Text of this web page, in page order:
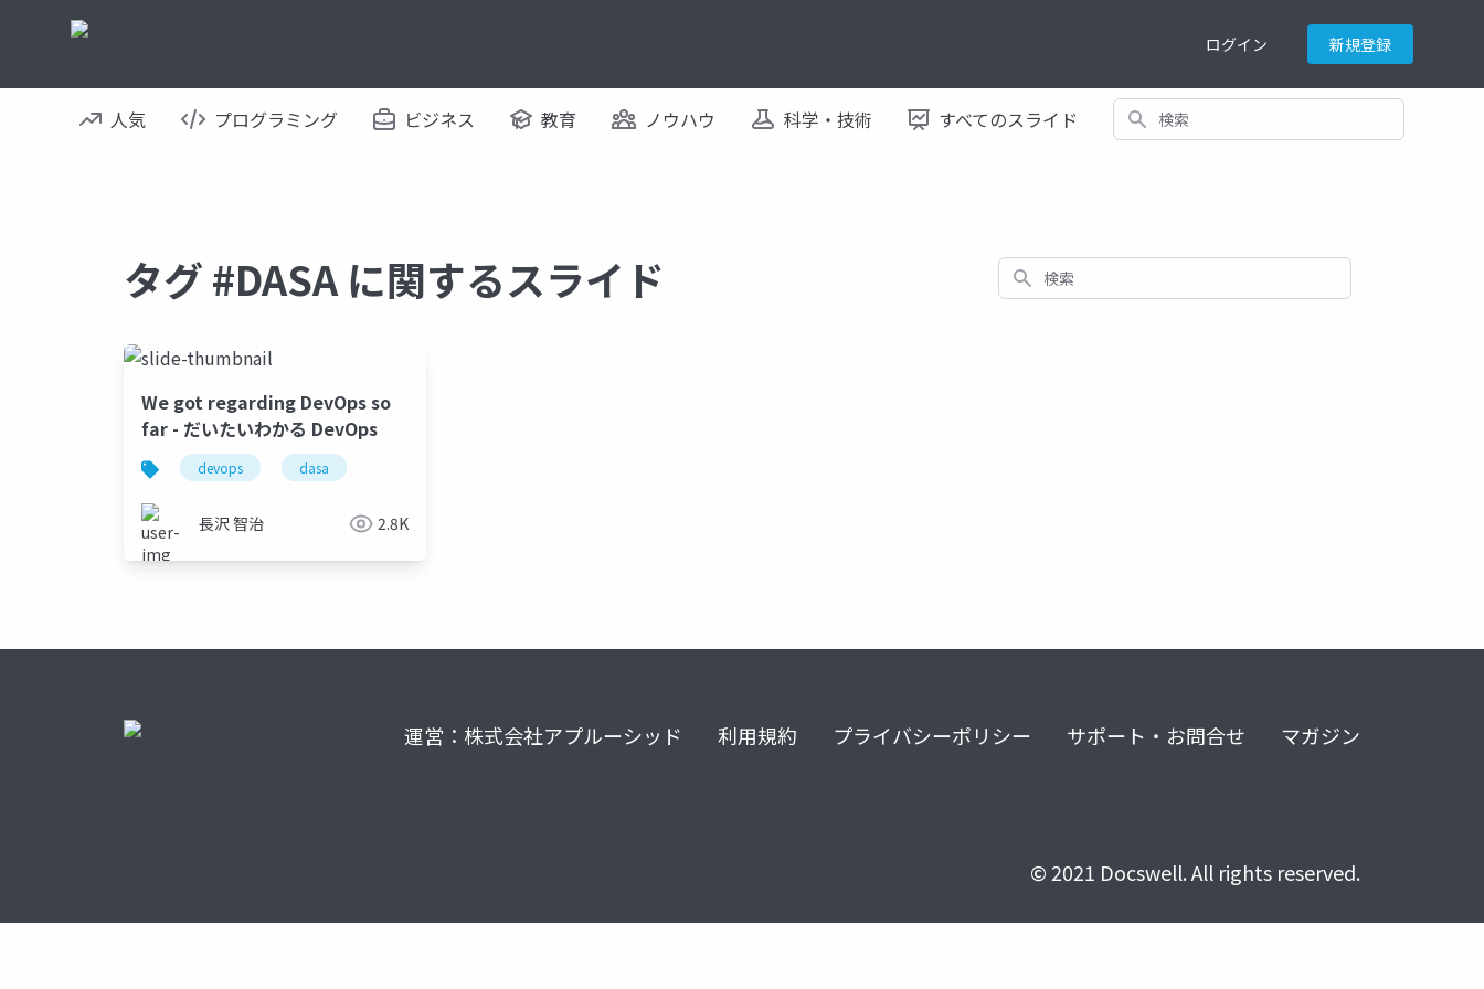
ログイン 新規登録
人気 プログラミング ビジネス 教育 ノウハウ 科学・技術 すべてのスライド 検索
タグ #DASA に関するスライド 検索
We got regarding DevOps so
far - だいたいわかる DevOps
devops dasa
長沢 智治 2.8K
運営：株式会社アプルーシッド 利用規約 プライバシーポリシー サポート・お問合せ マガジン
© 2021 Docswell. All rights reserved.